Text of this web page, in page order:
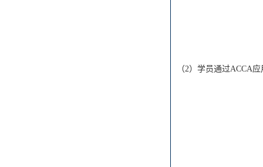
（2）学员通过ACCA